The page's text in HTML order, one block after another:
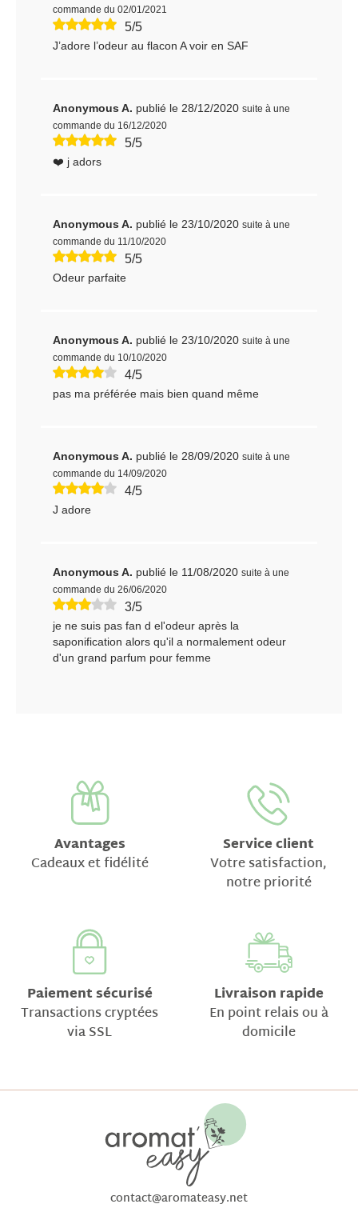
commande du 02/01/2021
5/5
J’adore l’odeur au flacon A voir en SAF
Anonymous A. publié le 28/12/2020 suite à une
commande du 16/12/2020
5/5
❤️ j adors
Anonymous A. publié le 23/10/2020 suite à une
commande du 11/10/2020
5/5
Odeur parfaite
Anonymous A. publié le 23/10/2020 suite à une
commande du 10/10/2020
4/5
pas ma préférée mais bien quand même
Anonymous A. publié le 28/09/2020 suite à une
commande du 14/09/2020
4/5
J adore
Anonymous A. publié le 11/08/2020 suite à une
commande du 26/06/2020
3/5
je ne suis pas fan d el'odeur après la
saponification alors qu'il a normalement odeur
d'un grand parfum pour femme
Avantages
Cadeaux et fidélité
Service client
Votre satisfaction,
notre priorité
Paiement sécurisé
Transactions cryptées
via SSL
Livraison rapide
En point relais ou à
domicile
contact@aromateasy.net